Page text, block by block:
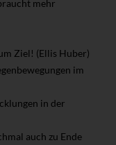
mehr
Ziel! (Ellis Huber)
im
in der
auch zu Ende